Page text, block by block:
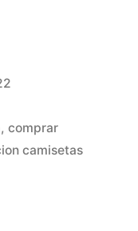
, comprar
camisetas